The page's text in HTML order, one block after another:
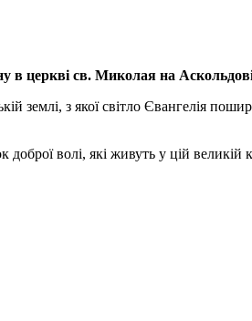
в церкві св. Миколая на
землі, з якої світло Євангелія
волі, які живуть у цій великій